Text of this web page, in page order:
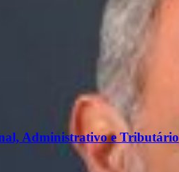
Administrativo e Tributário